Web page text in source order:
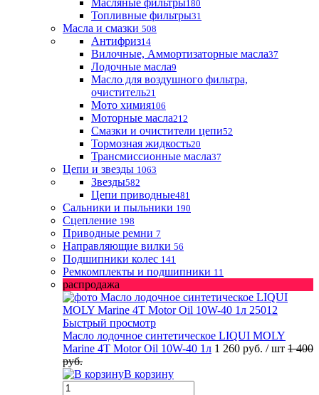
Масляные фильтры180
Топливные фильтры31
Масла и смазки 508
Антифриз14
Вилочные, Аммортизаторные масла37
Лодочные масла9
Масло для воздушного фильтра,
очиститель21
Мото химия106
Моторные масла212
Смазки и очистители цепи52
Тормозная жидкость20
Трансмиссионные масла37
Цепи и звезды 1063
Звезды582
Цепи приводные481
Сальники и пыльники 190
Сцепление 198
Приводные ремни 7
Направляющие вилки 56
Подшипники колес 141
Ремкомплекты и подшипники 11
распродажа
Быстрый просмотр
Масло лодочное синтетическое LIQUI MOLY
Marine 4T Motor Oil 10W-40 1л 1 260 руб. / шт 1 400
руб.
В корзину